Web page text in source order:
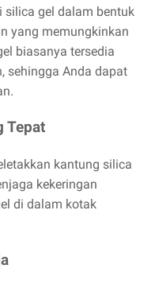
silica gel dalam bentuk
yang memungkinkan
biasanya tersedia
sehingga Anda dapat
Tepat
kantung silica
kekeringan
di dalam kotak